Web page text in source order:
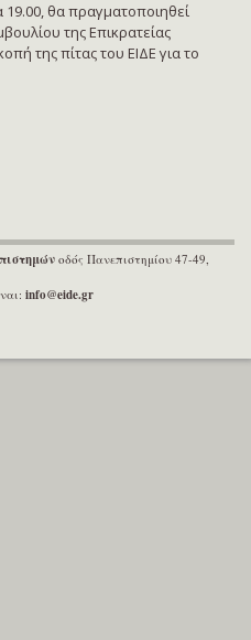
θα πραγματοποιηθεί
της Επικρατείας
της πίτας του ΕΙΔΕ για το
οδός Πανεπιστημίου 47-49,
info@eide.gr